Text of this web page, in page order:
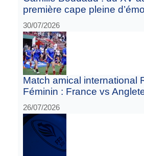
première cape pleine
30/07/2026
Match amical international
Féminin : France vs
26/07/2026